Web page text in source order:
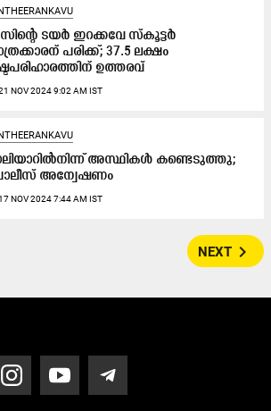
ടയർ ഇറക്കവേ സ്കൂട്ടർ
പരിക്ക്; 37.5 ലക്ഷം
ഉത്തരവ്
NOV 2024 9:02 AM IST
അസ്ഥികൾ കണ്ടെടുത്തു;
അന്വേഷണം
NOV 2024 7:44 AM IST
NEXT navigate_next